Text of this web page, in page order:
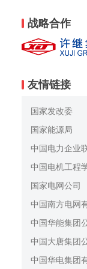
战略合作
友情链接
国家发改委
国家能源局
中国电力企业
中国电机工程
国家电网公司
中国南方电网
中国华能集团
中国大唐集团
中国华电集团